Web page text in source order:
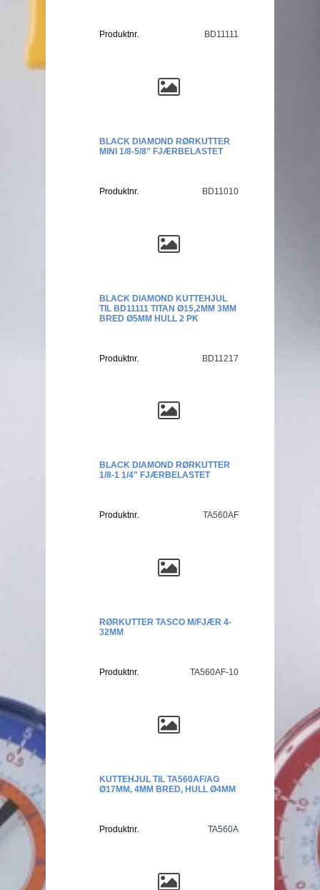
Produktnr. BD11111
BLACK DIAMOND RØRKUTTER
MINI 1/8-5/8" FJÆRBELASTET
Produktnr. BD11010
BLACK DIAMOND KUTTEHJUL
TIL BD11111 TITAN Ø15,2MM 3MM
BRED Ø5MM HULL 2 PK
Produktnr. BD11217
BLACK DIAMOND RØRKUTTER
1/8-1 1/4" FJÆRBELASTET
Produktnr. TA560AF
RØRKUTTER TASCO M/FJÆR 4-
32MM
Produktnr. TA560AF-10
KUTTEHJUL TIL TA560AF/AG
Ø17MM, 4MM BRED, HULL Ø4MM
Produktnr. TA560A